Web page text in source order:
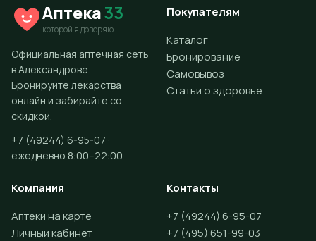
Аптека33
которой я доверяю
Официальная аптечная сеть
в Александрове.
Бронируйте лекарства
онлайн и забирайте со
скидкой.
+7 (49244) 6-95-07 ·
ежедневно 8:00–22:00
Покупателям
Каталог
Бронирование
Самовывоз
Статьи о здоровье
Компания
Аптеки на карте
Личный кабинет
Контакты
+7 (49244) 6-95-07
+7 (495) 651-99-03